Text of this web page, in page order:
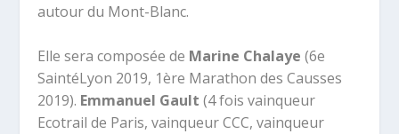
autour du Mont-Blanc.
Elle sera composée de Marine Chalaye (6e
SaintéLyon 2019, 1ère Marathon des Causses
2019). Emmanuel Gault (4 fois vainqueur
Ecotrail de Paris, vainqueur CCC, vainqueur